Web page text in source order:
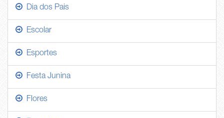
Dia dos Pais
Escolar
Esportes
Festa Junina
Flores